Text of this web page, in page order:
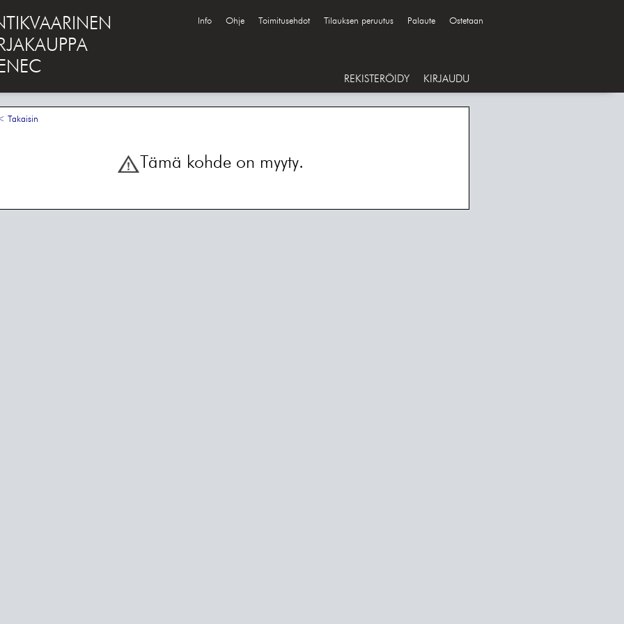
Info Ohje Toimitusehdot Tilauksen peruutus Palaute Ostetaan
REKISTERÖIDY KIRJAUDU
Takaisin
Tämä kohde on myyty.